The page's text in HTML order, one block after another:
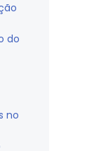
do
no